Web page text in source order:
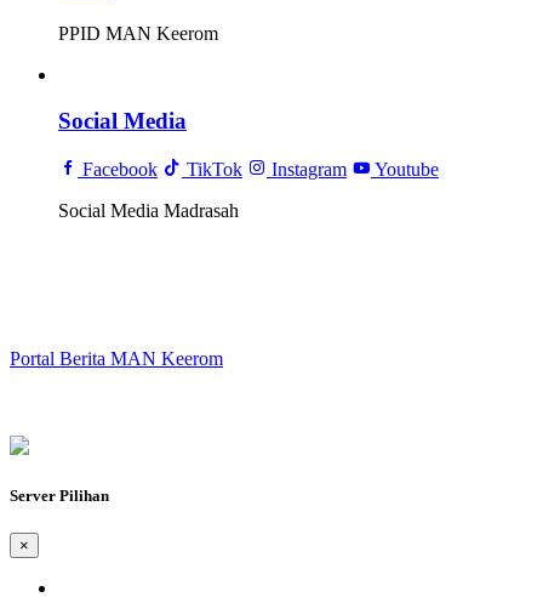
PPID MAN Keerom
Social Media
Facebook TikTok Instagram
Youtube
Social Media Madrasah
Portal Berita MAN Keerom
Server Pilihan
×